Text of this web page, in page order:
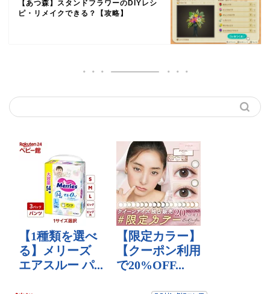
【あつ森】スタンドフラワーのDIYレシ
ピ・リメイクできる？【攻略】